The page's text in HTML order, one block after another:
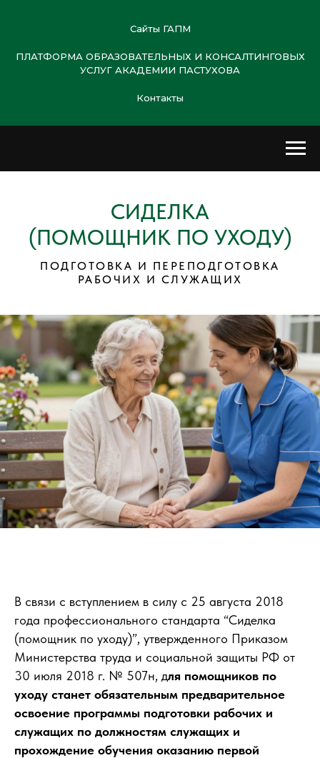
Сайты ГАПМ
ПЛАТФОРМА ОБРАЗОВАТЕЛЬНЫХ И КОНСАЛТИНГОВЫХ
УСЛУГ АКАДЕМИИ ПАСТУХОВА
Контакты
СИДЕЛКА
(ПОМОЩНИК ПО УХОДУ)
ПОДГОТОВКА И ПЕРЕПОДГОТОВКА
РАБОЧИХ И СЛУЖАЩИХ
В связи с вступлением в силу с 25 августа 2018
года профессионального стандарта “Сиделка
(помощник по уходу)”, утвержденного Приказом
Министерства труда и социальной защиты РФ от
30 июля 2018 г. № 507н, для помощников по
уходу станет обязательным предварительное
освоение программы подготовки рабочих и
служащих по должностям служащих и
прохождение обучения оказанию первой